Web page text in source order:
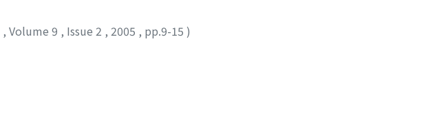
, Volume 9 , Issue 2 , 2005 , pp.9-15 )